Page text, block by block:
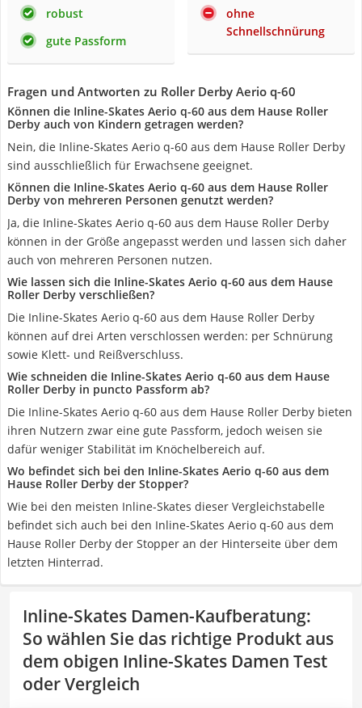
robust
gute Passform
ohne
Schnellschnürung
Fragen und Antworten zu Roller Derby Aerio q-60
Können die Inline-Skates Aerio q-60 aus dem Hause Roller
Derby auch von Kindern getragen werden?
Nein, die Inline-Skates Aerio q-60 aus dem Hause Roller Derby
sind ausschließlich für Erwachsene geeignet.
Können die Inline-Skates Aerio q-60 aus dem Hause Roller
Derby von mehreren Personen genutzt werden?
Ja, die Inline-Skates Aerio q-60 aus dem Hause Roller Derby
können in der Größe angepasst werden und lassen sich daher
auch von mehreren Personen nutzen.
Wie lassen sich die Inline-Skates Aerio q-60 aus dem Hause
Roller Derby verschließen?
Die Inline-Skates Aerio q-60 aus dem Hause Roller Derby
können auf drei Arten verschlossen werden: per Schnürung
sowie Klett- und Reißverschluss.
Wie schneiden die Inline-Skates Aerio q-60 aus dem Hause
Roller Derby in puncto Passform ab?
Die Inline-Skates Aerio q-60 aus dem Hause Roller Derby bieten
ihren Nutzern zwar eine gute Passform, jedoch weisen sie
dafür weniger Stabilität im Knöchelbereich auf.
Wo befindet sich bei den Inline-Skates Aerio q-60 aus dem
Hause Roller Derby der Stopper?
Wie bei den meisten Inline-Skates dieser Vergleichstabelle
befindet sich auch bei den Inline-Skates Aerio q-60 aus dem
Hause Roller Derby der Stopper an der Hinterseite über dem
letzten Hinterrad.
Inline-Skates Damen-Kaufberatung:
So wählen Sie das richtige Produkt aus
dem obigen Inline-Skates Damen Test
oder Vergleich